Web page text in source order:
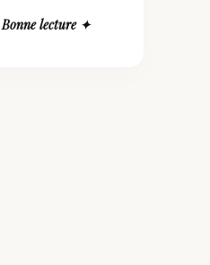
Bonne lecture ✦